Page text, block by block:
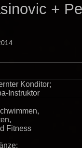
+
Konditor;
Instruktor
Fitness